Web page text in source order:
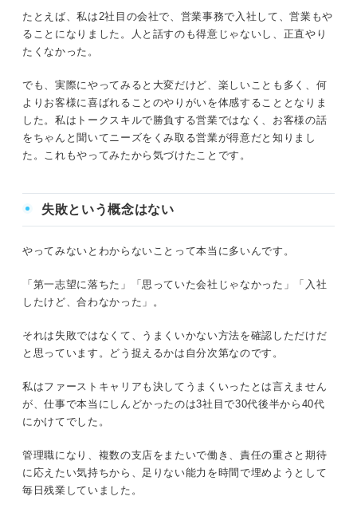
たとえば、私は2社目の会社で、営業事務で入社して、営業もや
ることになりました。人と話すのも得意じゃないし、正直やり
たくなかった。
でも、実際にやってみると大変だけど、楽しいことも多く、何
よりお客様に喜ばれることのやりがいを体感することとなりま
した。私はトークスキルで勝負する営業ではなく、お客様の話
をちゃんと聞いてニーズをくみ取る営業が得意だと知りまし
た。これもやってみたから気づけたことです。
失敗という概念はない
やってみないとわからないことって本当に多いんです。
「第一志望に落ちた」「思っていた会社じゃなかった」「入社
したけど、合わなかった」。
それは失敗ではなくて、うまくいかない方法を確認しただけだ
と思っています。どう捉えるかは自分次第なのです。
私はファーストキャリアも決してうまくいったとは言えません
が、仕事で本当にしんどかったのは3社目で30代後半から40代
にかけてでした。
管理職になり、複数の支店をまたいで働き、責任の重さと期待
に応えたい気持ちから、足りない能力を時間で埋めようとして
毎日残業していました。